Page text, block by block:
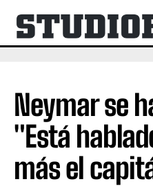
Neymar se
"Está
más el